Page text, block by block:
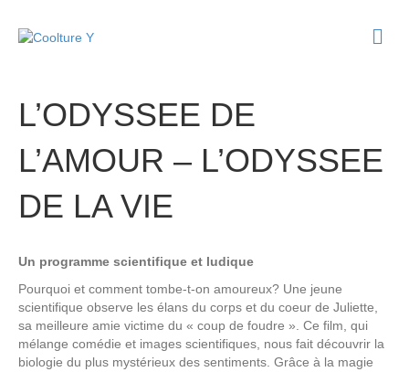
L’ODYSSEE DE
L’AMOUR – L’ODYSSEE
DE LA VIE
Un programme scientifique et ludique
Pourquoi et comment tombe-t-on amoureux? Une jeune
scientifique observe les élans du corps et du coeur de Juliette,
sa meilleure amie victime du « coup de foudre ». Ce film, qui
mélange comédie et images scientifiques, nous fait découvrir la
biologie du plus mystérieux des sentiments. Grâce à la magie